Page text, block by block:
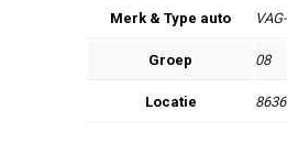
Merk & Type auto
Groep 08
Locatie